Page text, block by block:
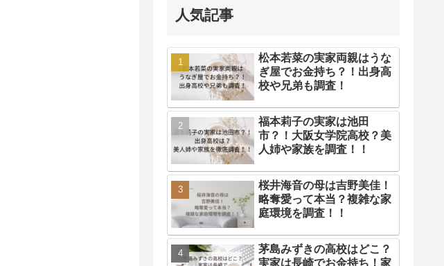
人気記事
松本若菜の実家両親はうな
ぎ屋でお金持ち？！出身高
校や兄弟も調査！
福本莉子の実家は池田
市？！大阪女学院高校？美
人姉や家族を調査！！
桜井海音の母は吉野美佳！
略奪愛って本当？複雑な家
庭環境を調査！！
茅島みずきの高校はどこ？
実家は長崎でお金持ち！家